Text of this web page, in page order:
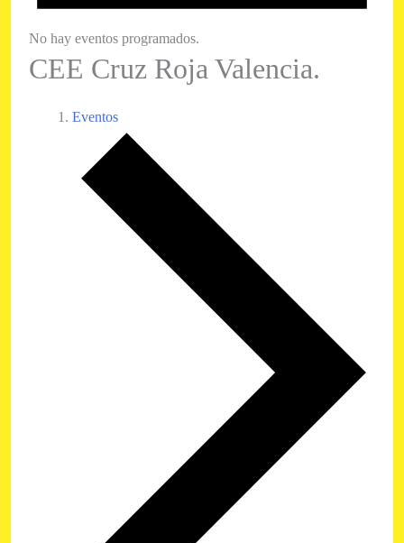
No hay eventos programados.
CEE Cruz Roja Valencia.
Eventos